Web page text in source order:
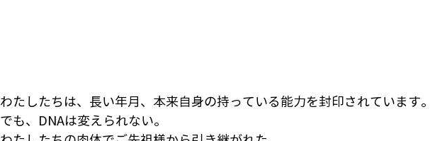
わたしたちは、長い年月、本来自身の持っている能力を封印されています。
でも、DNAは変えられない。